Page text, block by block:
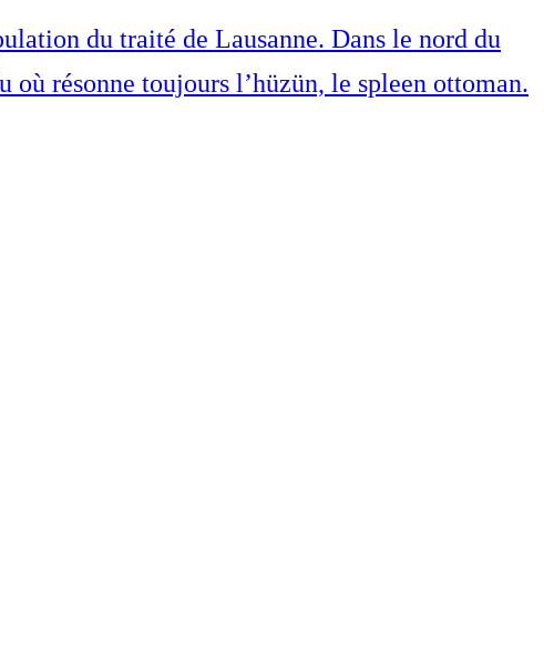
du traité de Lausanne. Dans le nord du
où résonne toujours l’hüzün, le spleen ottoman.